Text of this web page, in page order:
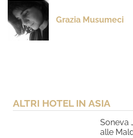
Grazia Musumeci
ALTRI HOTEL IN ASIA
Soneva
alle